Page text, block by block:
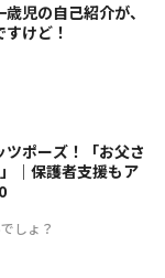
児の自己紹介が、
けど！
しょ？
ツポーズ！「お父さ
｜保護者支援もア